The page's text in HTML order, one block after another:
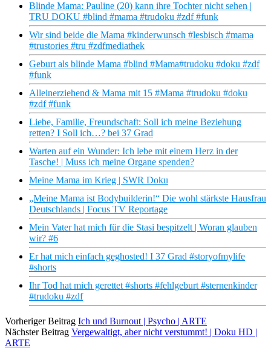
Blinde Mama: Pauline (20) kann ihre Tochter nicht sehen |
TRU DOKU #blind #mama #trudoku #zdf #funk
Wir sind beide die Mama #kinderwunsch #lesbisch #mama
#trustories #tru #zdfmediathek
Geburt als blinde Mama #blind #Mama#trudoku #doku #zdf
#funk
Alleinerziehend & Mama mit 15 #Mama #trudoku #doku
#zdf #funk
Liebe, Familie, Freundschaft: Soll ich meine Beziehung
retten? I Soll ich…? bei 37 Grad
Warten auf ein Wunder: Ich lebe mit einem Herz in der
Tasche! | Muss ich meine Organe spenden?
Meine Mama im Krieg | SWR Doku
„Meine Mama ist Bodybuilderin!“ Die wohl stärkste Hausfrau
Deutschlands | Focus TV Reportage
Mein Vater hat mich für die Stasi bespitzelt | Woran glauben
wir? #6
Er hat mich einfach geghosted! I 37 Grad #storyofmylife
#shorts
Ihr Tod hat mich gerettet #shorts #fehlgeburt #sternenkinder
#trudoku #zdf
Vorheriger Beitrag Ich und Burnout | Psycho | ARTE
Nächster Beitrag Vergewaltigt, aber nicht verstummt! | Doku HD |
ARTE